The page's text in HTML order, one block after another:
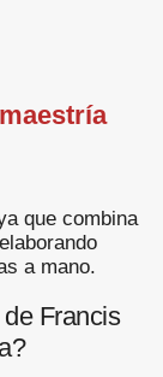
que combina
a mano.
Francis